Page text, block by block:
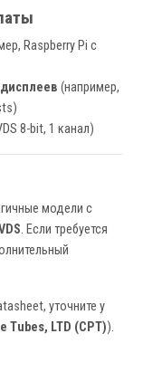
Raspberry Pi с
(например,
8-bit, 1 канал)
модели с
. Если требуется
уточните у
Tubes, LTD (CPT)).